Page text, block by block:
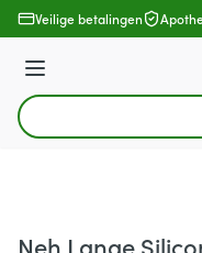
Ga naar de inhoud
Veilige betalingen
Menu
Product, merk,
Neh Lange